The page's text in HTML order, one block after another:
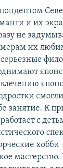
и их
не
их
занятие. К
с
хобби
мастерство.